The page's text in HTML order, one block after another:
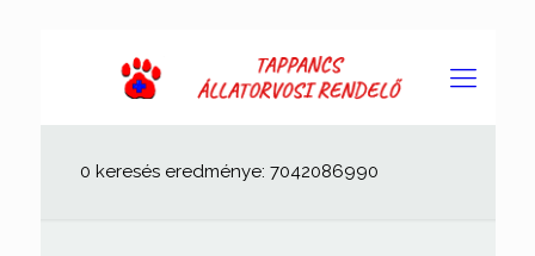
0 keresés eredménye: 7042086990